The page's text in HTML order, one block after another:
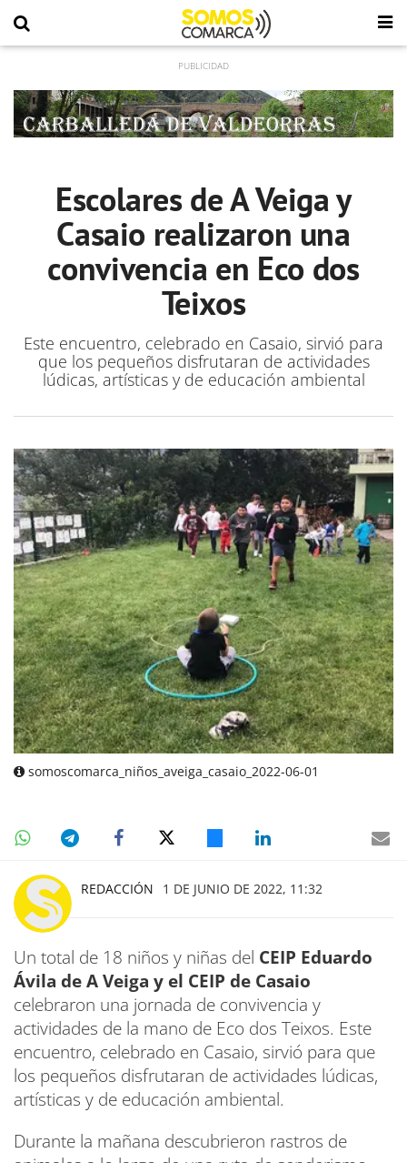
Escolares de A Veiga y
Casaio realizaron una
convivencia en Eco dos
Teixos
Este encuentro, celebrado en Casaio, sirvió para
que los pequeños disfrutaran de actividades
lúdicas, artísticas y de educación ambiental
somoscomarca_niños_aveiga_casaio_2022-06-01
REDACCIÓN 1 DE JUNIO DE 2022, 11:32
Un total de 18 niños y niñas del CEIP Eduardo
Ávila de A Veiga y el CEIP de Casaio
celebraron una jornada de convivencia y
actividades de la mano de Eco dos Teixos. Este
encuentro, celebrado en Casaio, sirvió para que
los pequeños disfrutaran de actividades lúdicas,
artísticas y de educación ambiental.
Durante la mañana descubrieron rastros de